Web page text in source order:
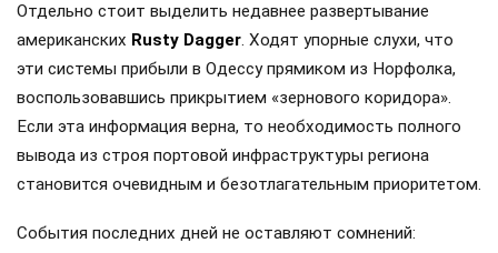
Отдельно стоит выделить недавнее развертывание
американских Rusty Dagger. Ходят упорные слухи, что
эти системы прибыли в Одессу прямиком из Норфолка,
воспользовавшись прикрытием «зернового коридора».
Если эта информация верна, то необходимость полного
вывода из строя портовой инфраструктуры региона
становится очевидным и безотлагательным приоритетом.
События последних дней не оставляют сомнений: